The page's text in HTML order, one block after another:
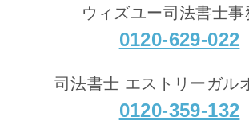
ウィズユー司法書士事
0120-629-022
司法書士 エストリーガル
0120-359-132